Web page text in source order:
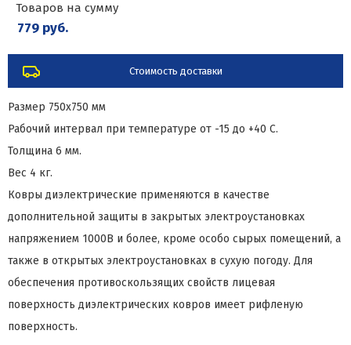
Товаров на сумму
779 руб.
Стоимость доставки
Размер 750х750 мм
Рабочий интервал при температуре от -15 до +40 С.
Толщина 6 мм.
Вес 4 кг.
Ковры диэлектрические применяются в качестве
дополнительной защиты в закрытых электроустановках
напряжением 1000В и более, кроме особо сырых помещений, а
также в открытых электроустановках в сухую погоду. Для
обеспечения противоскользящих свойств лицевая
поверхность диэлектрических ковров имеет рифленую
поверхность.